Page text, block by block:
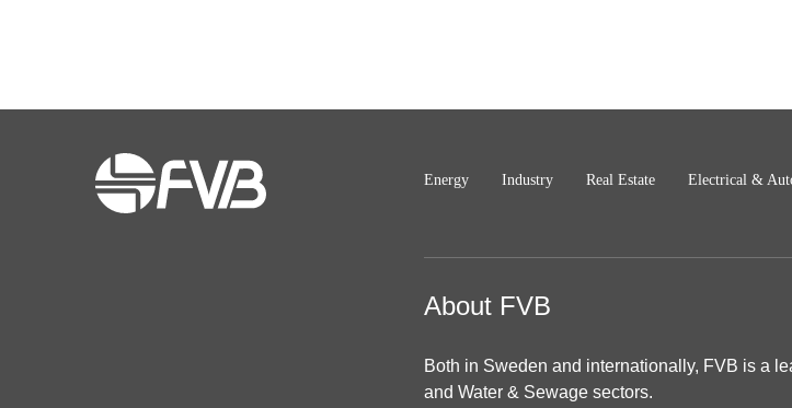
Energy Industry Real Estate Electrical &
About FVB
Both in Sweden and internationally, FVB is a
and Water & Sewage sectors.